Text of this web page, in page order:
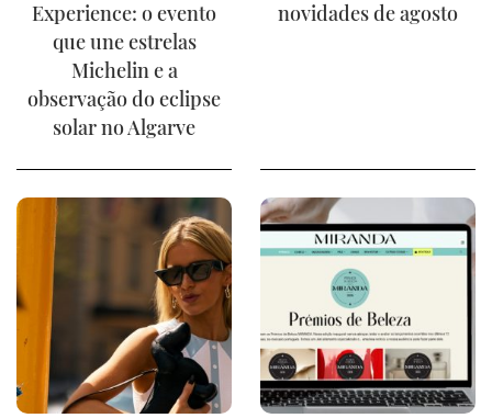
Experience: o evento
que une estrelas
Michelin e a
observação do eclipse
solar no Algarve
novidades de agosto